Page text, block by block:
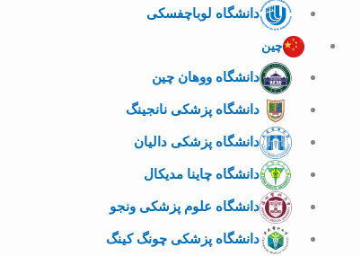
دانشگاه لوباچفسکی
چین
دانشگاه ووهان چین
دانشگاه پزشکی نانجینگ
دانشگاه پزشکی دالیان
دانشگاه چاینا مدیکال
دانشگاه علوم پزشکی ونجو
دانشگاه پزشکی چونگ کینگ